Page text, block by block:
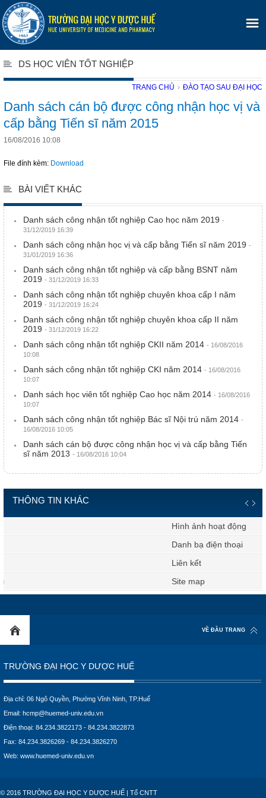
DS HỌC VIÊN TỐT NGHIỆP
TRANG CHỦ › ĐÀO TẠO SAU ĐẠI HỌC
Danh sách cán bộ được công nhận học vị và
cấp bằng Tiến sĩ năm 2015
16/08/2016 10:08
File đính kèm: Download
BÀI VIẾT KHÁC
Danh sách công nhận tốt nghiệp Cao học năm 2019 -
31/12/2019 16:39
Danh sách công nhận học vị và cấp bằng Tiến sĩ năm 2019 -
31/01/2019 16:36
Danh sách công nhận tốt nghiệp và cấp bằng BSNT năm
2019 - 31/12/2019 16:33
Danh sách công nhận tốt nghiệp chuyên khoa cấp I năm
2019 - 31/12/2019 16:24
Danh sách công nhận tốt nghiệp chuyên khoa cấp II năm
2019 - 31/12/2019 16:22
Danh sách công nhận tốt nghiệp CKII năm 2014 - 16/08/2016
10:08
Danh sách công nhận tốt nghiệp CKI năm 2014 - 16/08/2016
10:07
Danh sách học viên tốt nghiệp Cao học năm 2014 - 16/08/2016
10:07
Danh sách công nhận tốt nghiệp Bác sĩ Nội trú năm 2014 -
16/08/2016 10:05
Danh sách cán bộ được công nhận học vị và cấp bằng Tiến
sĩ năm 2013 - 16/08/2016 10:04
THÔNG TIN KHÁC
Hình ảnh hoạt động
Danh bạ điện thoại
VỀ ĐẦU TRANG
TRƯỜNG ĐẠI HỌC Y DƯỢC HUẾ
Địa chỉ: 06 Ngô Quyền, Phường Vĩnh Ninh, TP.Huế
Email: hcmp@huemed-univ.edu.vn
Điện thoại: 84.234.3822173 - 84.234.3822873
Fax: 84.234.3826269 - 84.234.3826270
Web: www.huemed-univ.edu.vn
© 2016 TRƯỜNG ĐẠI HỌC Y DƯỢC HUẾ | Tổ CNTT